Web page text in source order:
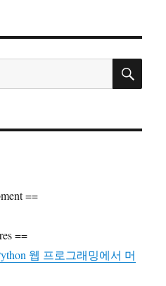
검
==
==
웹 프로그래밍에서 머